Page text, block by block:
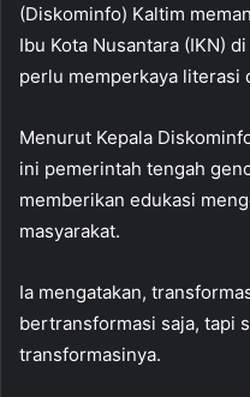
(Diskominfo) Kaltim
Ibu Kota Nusantara (IKN)
perlu memperkaya literasi
Menurut Kepala
ini pemerintah tengah
memberikan edukasi
masyarakat.
Ia mengatakan,
bertransformasi saja, tapi
transformasinya.